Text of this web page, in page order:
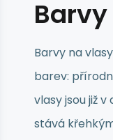
Barvy na
barev:
vlasy jsou již
stává